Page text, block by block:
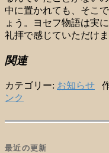
中に置かれても、そこ
ょう。ヨセフ物語は実
礼拝で感じていただけま
関連
カテゴリー: お知らせ
ンク
最近の更新